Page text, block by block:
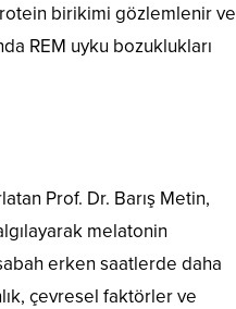
birikimi gözlemlenir ve
REM uyku bozuklukları
Prof. Dr. Barış Metin,
melatonin
erken saatlerde daha
çevresel faktörler ve